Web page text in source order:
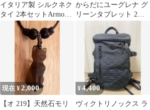
イタリア製 シルクネク
タイ 2本セットArmonia
ペイズリー ストライプ
からだにユーグレナ グ
リーンタブレット 2袋
現在 ¥2,000
【オ 219】天然石モリ
¥4,400
ヴィクトリノックス ラ